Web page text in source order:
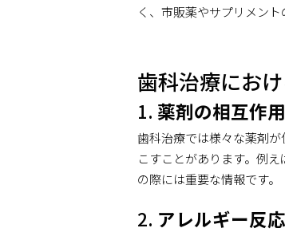
く、市販薬やサプリメント
歯科治療にお
1. 薬剤の相互作
歯科治療では様々な薬剤
こすことがあります。例
の際には重要な情報です。
2. アレルギー反